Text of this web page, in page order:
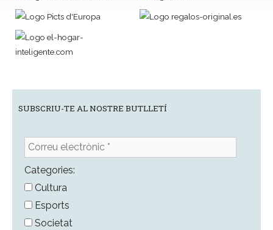
SUBSCRIU-TE AL NOSTRE BUTLLETÍ
Correu
electrònic
*Categories:
Cultura
Esports
Societat